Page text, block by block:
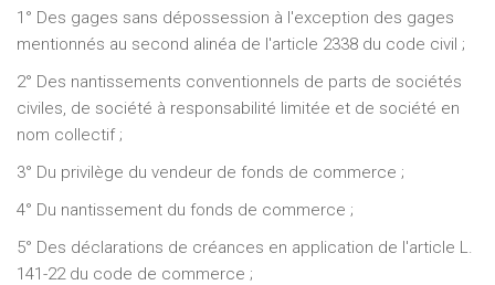
1° Des gages sans dépossession à l'exception des gages
mentionnés au second alinéa de l'article 2338 du code civil ;
2° Des nantissements conventionnels de parts de sociétés
civiles, de société à responsabilité limitée et de société en
nom collectif ;
3° Du privilège du vendeur de fonds de commerce ;
4° Du nantissement du fonds de commerce ;
5° Des déclarations de créances en application de l'article L.
141-22 du code de commerce ;